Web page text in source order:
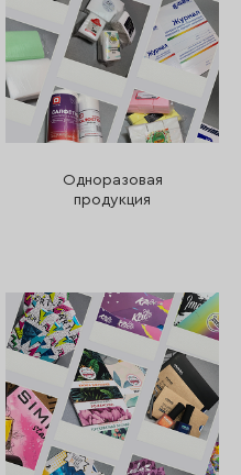
Одноразовая
продукция